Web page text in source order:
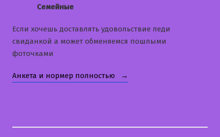
Семейные
Если хочешь доставлять удовольствие леди
свиданкой а может обменяемся пошлыми
фоточками
Анкета и нормер полностью «Алла»